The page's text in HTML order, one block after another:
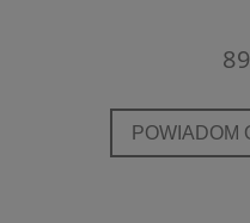
POWIADOM